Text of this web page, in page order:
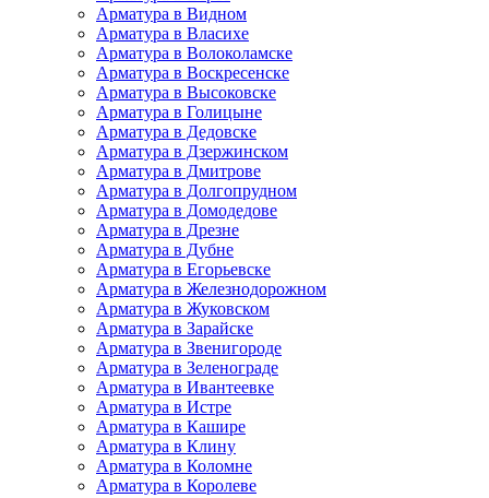
Арматура в Видном
Арматура в Власихе
Арматура в Волоколамске
Арматура в Воскресенске
Арматура в Высоковске
Арматура в Голицыне
Арматура в Дедовске
Арматура в Дзержинском
Арматура в Дмитрове
Арматура в Долгопрудном
Арматура в Домодедове
Арматура в Дрезне
Арматура в Дубне
Арматура в Егорьевске
Арматура в Железнодорожном
Арматура в Жуковском
Арматура в Зарайске
Арматура в Звенигороде
Арматура в Зеленограде
Арматура в Ивантеевке
Арматура в Истре
Арматура в Кашире
Арматура в Клину
Арматура в Коломне
Арматура в Королеве